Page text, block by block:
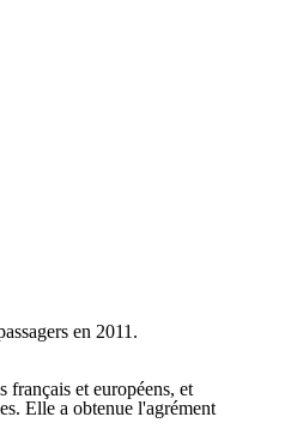
en 2011.
français et européens, et
Elle a obtenue l'agrément